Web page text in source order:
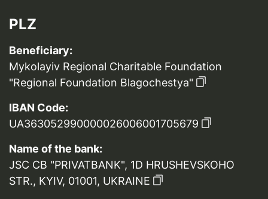
PLZ
Beneficiary:
Mykolayiv Regional Charitable Foundation
"Regional Foundation Blagochestya"
IBAN Code:
UA363052990000026006001705679
Name of the bank:
JSC CB "PRIVATBANK", 1D HRUSHEVSKOHO
STR., KYIV, 01001, UKRAINE